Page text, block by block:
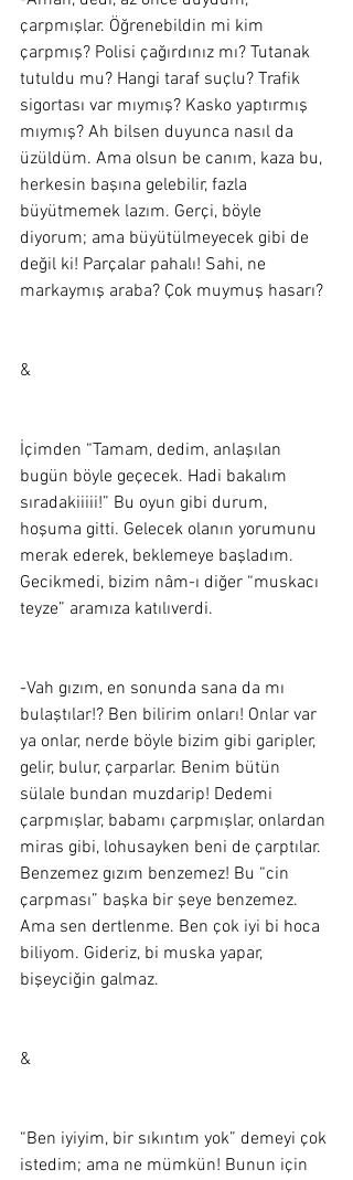
çarpmışlar. Öğrenebildin mi kim
çarpmış? Polisi çağırdınız mı? Tutanak
tutuldu mu? Hangi taraf suçlu? Trafik
sigortası var mıymış? Kasko yaptırmış
mıymış? Ah bilsen duyunca nasıl da
üzüldüm. Ama olsun be canım, kaza bu,
herkesin başına gelebilir, fazla
büyütmemek lazım. Gerçi, böyle
diyorum; ama büyütülmeyecek gibi de
değil ki! Parçalar pahalı! Sahi, ne
markaymış araba? Çok muymuş hasarı?
&
İçimden “Tamam, dedim, anlaşılan
bugün böyle geçecek. Hadi bakalım
sıradakiiiii!” Bu oyun gibi durum,
hoşuma gitti. Gelecek olanın yorumunu
merak ederek, beklemeye başladım.
Gecikmedi, bizim nâm-ı diğer “muskacı
teyze” aramıza katılıverdi.
-Vah gızım, en sonunda sana da mı
bulaştılar!? Ben bilirim onları! Onlar var
ya onlar, nerde böyle bizim gibi garipler,
gelir, bulur, çarparlar. Benim bütün
sülale bundan muzdarip! Dedemi
çarpmışlar, babamı çarpmışlar, onlardan
miras gibi, lohusayken beni de çarptılar.
Benzemez gızım benzemez! Bu “cin
çarpması” başka bir şeye benzemez.
Ama sen dertlenme. Ben çok iyi bi hoca
biliyom. Gideriz, bi muska yapar,
bişeyciğin galmaz.
&
“Ben iyiyim, bir sıkıntım yok” demeyi çok
istedim; ama ne mümkün! Bunun için